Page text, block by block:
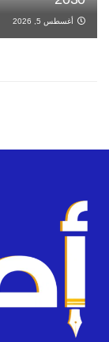
أغسطس 5, 2026